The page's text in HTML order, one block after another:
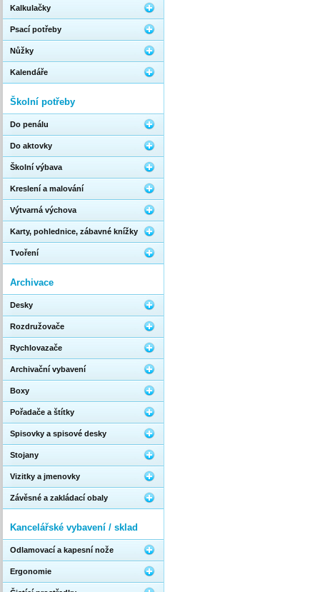
Kalkulačky
Psací potřeby
Nůžky
Kalendáře
Školní potřeby
Do penálu
Do aktovky
Školní výbava
Kreslení a malování
Výtvarná výchova
Karty, pohlednice, zábavné knížky
Tvoření
Archivace
Desky
Rozdružovače
Rychlovazače
Archivační vybavení
Boxy
Pořadače a štítky
Spisovky a spisové desky
Stojany
Vizitky a jmenovky
Závěsné a zakládací obaly
Kancelářské vybavení / sklad
Odlamovací a kapesní nože
Ergonomie